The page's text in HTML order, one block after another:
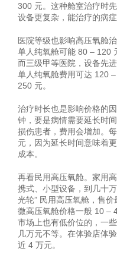
300 元。这种舱室治疗时
设备更复杂，能治疗的病
医院等级也影响高压氧舱
单人纯氧舱可能 80 – 120
而三级甲等医院，设备先
单人纯氧舱费用可达 120
250 元。
治疗时长也是影响价格的
钟，要是病情需要延长时
损伤患者，费用会增加。
元，因为延长时间意味着
成本。
再看民用高压氧舱。家用
携式、小型设备，到几十
光轮” 民用高压氧舱，售
微高压氧舱价格一般 10 –
市场上也有低价位的，一
几万元不等。在体验店体
近 4 万元。